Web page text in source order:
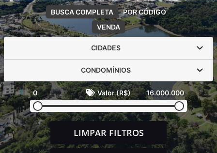
VENDA
BUSCA COMPLETA POR CÓDIGO
CIDADES
CONDOMÍNIOS
0 Valor (R$) 16.000.000
LIMPAR FILTROS